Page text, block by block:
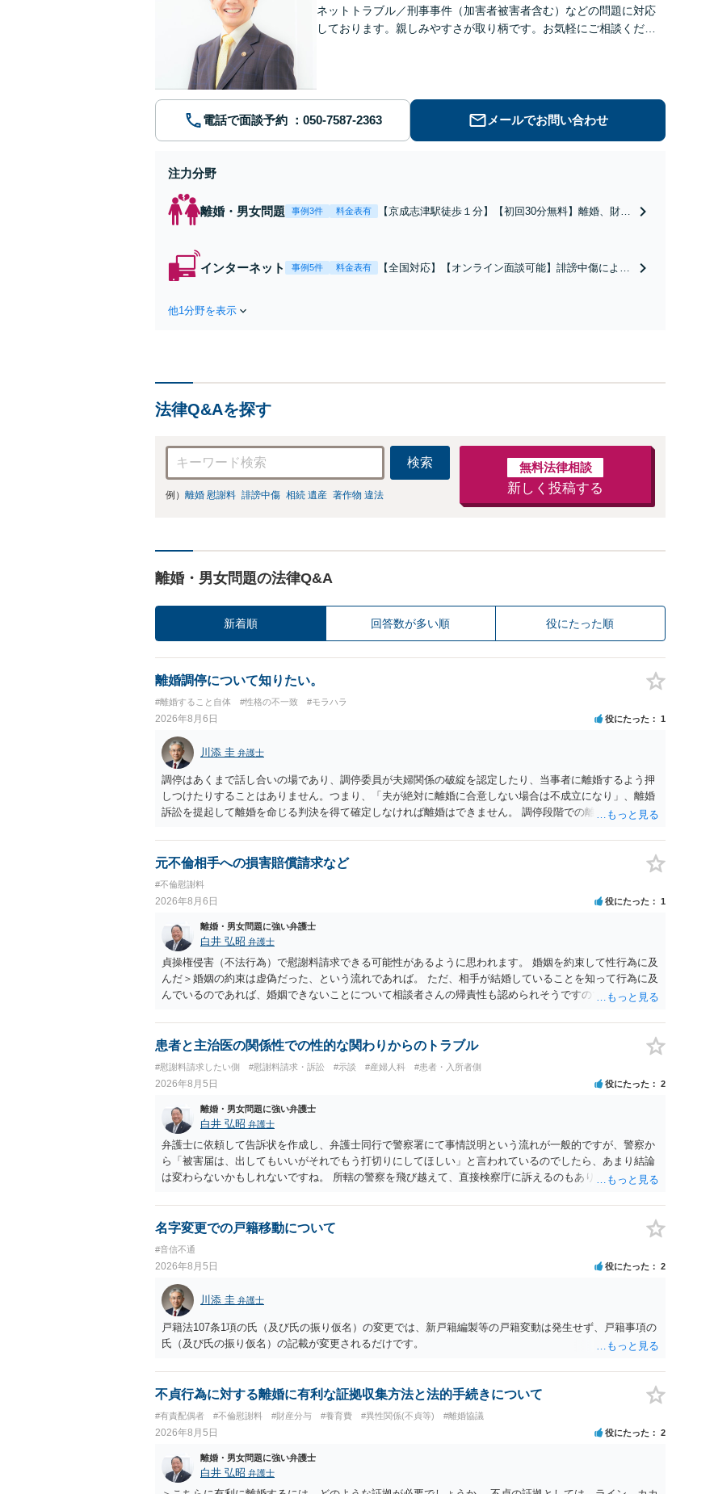
ネットトラブル／刑事事件（加害者被害者含む）などの問題に対応
しております。親しみやすさが取り柄です。お気軽にご相談くださ
電話で面談予約 メールでお問い合わせ
注力分野
離婚・男女問題 事例3件 料金表有
【京成志津駅徒歩１分】【初回30分無料】離婚、財産
インターネット 事例5件 料金表有
【全国対応】【オンライン面談可能】誹謗中傷による
他1分野を表示
法律Q&Aを探す
検索
例） 離婚 慰謝料 誹謗中傷 相続 遺産 著作物 違法
無料法律相談
新しく投稿する
離婚・男女問題の法律Q&A
新着順 回答数が多い順 役にたった順
離婚調停について知りたい。
#離婚すること自体 #性格の不一致 #モラハラ
2026年8月6日 役にたった 1
川添 圭 弁護士
調停はあくまで話し合いの場であり、調停委員が夫婦関係の破綻を認定したり、当事者に離婚するよう押
しつけたりすることはありません。つまり、「夫が絶対に離婚に合意しない場合は不成立になり」、離婚
訴訟を提起して離婚を命じる判決を得て確定しなければ離婚はできません。 調停段階での離婚成立を希望
ば、夫から「この条件なら離婚してもよい」として提示された条件を全部丸呑みする、という方法しかな
いかもしれません）。ただ、離婚訴訟をしたくないという考えを見透かされてしまうと、逆に足下を見ら
淡々と調停不成立にして離婚訴訟で離婚原因を主張し、判決へ持っていく方が近道であることも少なくあ
りません。見通し等を含め、弁護士へ相談・依頼した方がよいと思います。
元不倫相手への損害賠償請求など
#不倫慰謝料
2026年8月6日 役にたった 1
離婚・男女問題に強い弁護士
白井 弘昭 弁護士
貞操権侵害（不法行為）で慰謝料請求できる可能性があるように思われます。 婚姻を約束して性行為に及
んだ＞婚姻の約束は虚偽だった、という流れであれば。 ただ、相手が結婚していることを知って行為に及
んでいるのであれば、婚姻できないことについて相談者さんの帰責性も認められそうですので、あまり慰
患者と主治医の関係性での性的な関わりからのトラブル
#慰謝料請求したい側 #慰謝料請求・訴訟 #示談 #産婦人科 #患者・入所者側
2026年8月5日 役にたった 2
離婚・男女問題に強い弁護士
白井 弘昭 弁護士
弁護士に依頼して告訴状を作成し、弁護士同行で警察署にて事情説明という流れが一般的ですが、警察か
ら「被害届は、出してもいいがそれでもう打切りにしてほしい」と言われているのでしたら、あまり結論
は変わらないかもしれないですね。 所轄の警察を飛び越えて、直接検察庁に訴えるのもありかもしれない
す。 一度、最寄りの「刑事に強い」とうたっている弁護士に相談してみてはいかがでしょうか。 以上、
ご参考まで。
名字変更での戸籍移動について
#音信不通
2026年8月5日 役にたった 2
川添 圭 弁護士
戸籍法107条1項の氏（及び氏の振り仮名）の変更では、新戸籍編製等の戸籍変動は発生せず、戸籍事項の
氏（及び氏の振り仮名）の記載が変更されるだけです。
不貞行為に対する離婚に有利な証拠収集方法と法的手続きについて
#有責配偶者 #不倫慰謝料 #財産分与 #養育費 #異性関係(不貞等) #離婚協議
2026年8月5日 役にたった 2
離婚・男女問題に強い弁護士
白井 弘昭 弁護士